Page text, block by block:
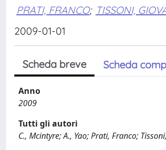
PRATI, FRANCO; TISSONI,
2009-01-01
Scheda breve Scheda
Anno
2009
Tutti gli autori
C., Mcintyre; A., Yao; Prati, Franco;